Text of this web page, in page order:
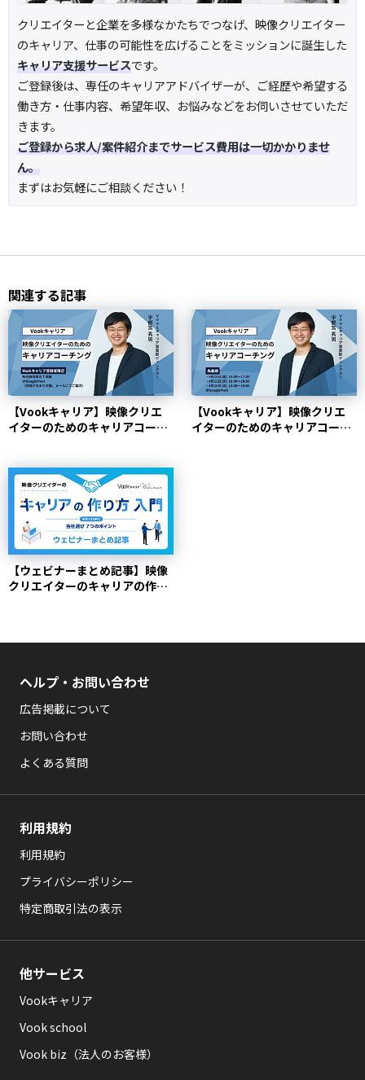
クリエイターと企業を多様なかたちでつなげ、映像クリエイター
のキャリア、仕事の可能性を広げることをミッションに誕生した
キャリア支援サービスです。
ご登録後は、専任のキャリアアドバイザーが、ご経歴や希望する
働き方・仕事内容、希望年収、お悩みなどをお伺いさせていただ
きます。
ご登録から求人/案件紹介までサービス費用は一切かかりませ
ん。
まずはお気軽にご相談ください！
関連する記事
【Vookキャリア】映像クリエ
イターのためのキャリアコーチ
【Vookキャリア】映像クリエ
イターのためのキャリアコーチ
【ウェビナーまとめ記事】映像
クリエイターのキャリアの作り
ヘルプ・お問い合わせ
広告掲載について
お問い合わせ
よくある質問
利用規約
利用規約
プライバシーポリシー
特定商取引法の表示
他サービス
Vookキャリア
Vook school
Vook biz（法人のお客様）